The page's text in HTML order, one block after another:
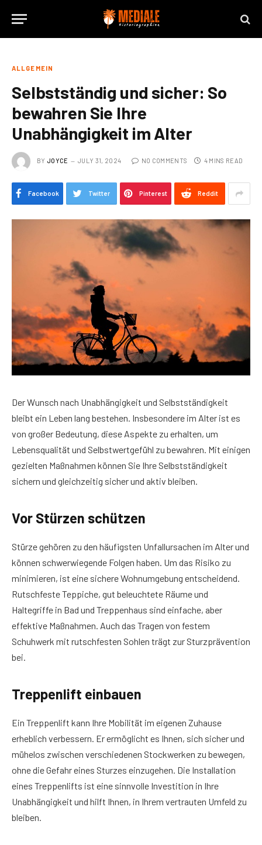
ALLGEMEIN
Selbstständig und sicher: So
bewahren Sie Ihre
Unabhängigkeit im Alter
BY JOYCE JULY 31, 2024 NO COMMENTS 4 MINS READ
Facebook Twitter Pinterest Reddit
Der Wunsch nach Unabhängigkeit und Selbstständigkeit
bleibt ein Leben lang bestehen. Insbesondere im Alter ist es
von großer Bedeutung, diese Aspekte zu erhalten, um
Lebensqualität und Selbstwertgefühl zu bewahren. Mit einigen
gezielten Maßnahmen können Sie Ihre Selbstständigkeit
sichern und gleichzeitig sicher und aktiv bleiben.
Vor Stürzen schützen
Stürze gehören zu den häufigsten Unfallursachen im Alter und
können schwerwiegende Folgen haben. Um das Risiko zu
minimieren, ist eine sichere Wohnumgebung entscheidend.
Rutschfeste Teppiche, gut beleuchtete Räume und
Haltegriffe in Bad und Treppenhaus sind einfache, aber
effektive Maßnahmen. Auch das Tragen von festem
Schuhwerk mit rutschfesten Sohlen trägt zur Sturzprävention
bei.
Treppenlift einbauen
Ein Treppenlift kann Ihre Mobilität im eigenen Zuhause
erheblich verbessern. Er ermöglicht es Ihnen, sich sicher und
mühelos zwischen verschiedenen Stockwerken zu bewegen,
ohne die Gefahr eines Sturzes einzugehen. Die Installation
eines Treppenlifts ist eine sinnvolle Investition in Ihre
Unabhängigkeit und hilft Ihnen, in Ihrem vertrauten Umfeld zu
bleiben.